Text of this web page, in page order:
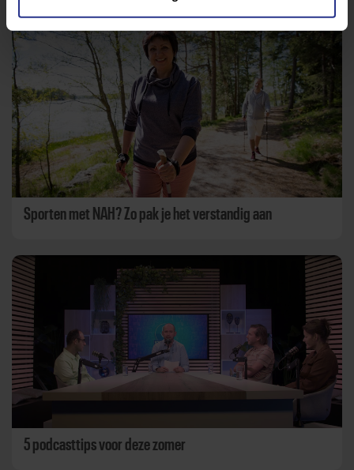
Sporten met NAH? Zo pak je het verstandig aan
5 podcasttips voor deze zomer